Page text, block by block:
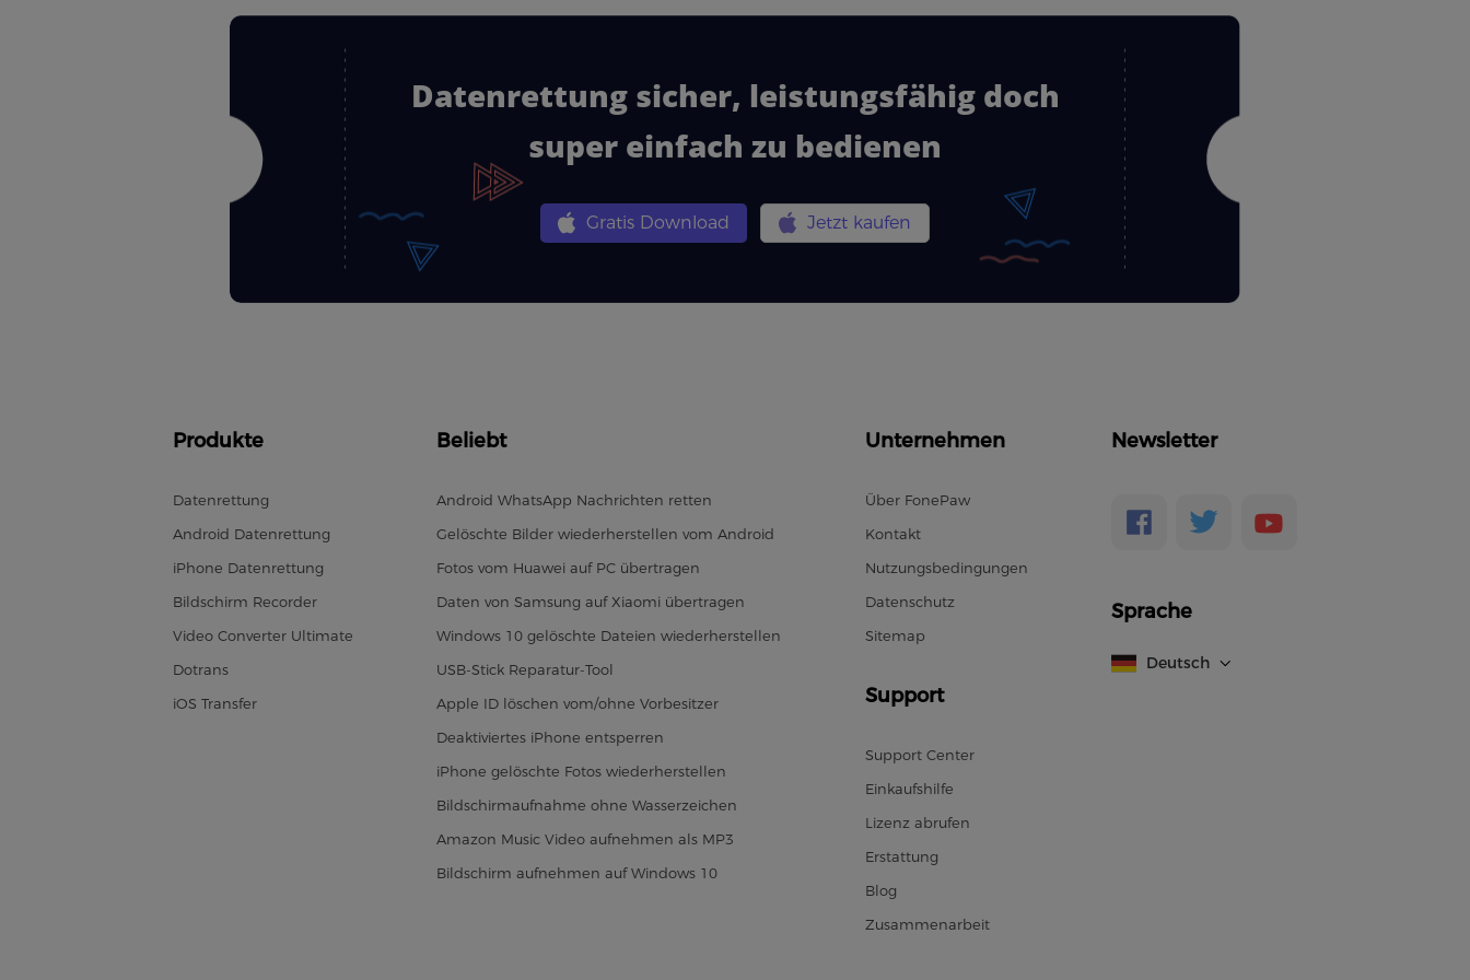
Datenrettung sicher, leistungsfähig doch
super einfach zu bedienen
Gratis Download Jetzt kaufen
Produkte
Datenrettung
Android Datenrettung
iPhone Datenrettung
Bildschirm Recorder
Video Converter Ultimate
Dotrans
iOS Transfer
Beliebt
Android WhatsApp Nachrichten retten
Gelöschte Bilder wiederherstellen vom Android
Fotos vom Huawei auf PC übertragen
Daten von Samsung auf Xiaomi übertragen
Windows 10 gelöschte Dateien wiederherstellen
USB-Stick Reparatur-Tool
Apple ID löschen vom/ohne Vorbesitzer
Deaktiviertes iPhone entsperren
iPhone gelöschte Fotos wiederherstellen
Bildschirmaufnahme ohne Wasserzeichen
Amazon Music Video aufnehmen als MP3
Bildschirm aufnehmen auf Windows 10
Unternehmen
Über FonePaw
Kontakt
Nutzungsbedingungen
Datenschutz
Sitemap
Support
Support Center
Einkaufshilfe
Lizenz abrufen
Erstattung
Blog
Zusammenarbeit
Newsletter
Sprache
Deutsch